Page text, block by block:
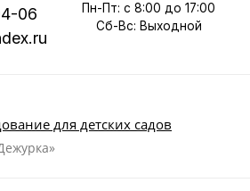
06
Пн-Пт: с 8:00 до 17:00
Сб-Вс: Выходной
для детских садов